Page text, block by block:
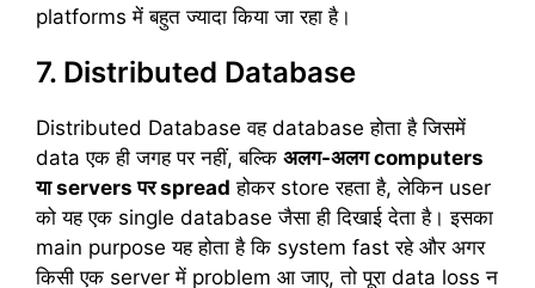
platforms में बहुत ज्यादा किया जा रहा है।
7. Distributed Database
Distributed Database वह database होता है जिसमें
data एक ही जगह पर नहीं, बल्कि अलग-अलग computers
या serversपर spread होकर store रहता है, लेकिन user
को यह एक single database जैसा ही दिखाई देता है। इसका
main purpose यह होता है कि system fast रहे और अगर
किसी एक server में problem आ जाए, तो पूरा data loss न